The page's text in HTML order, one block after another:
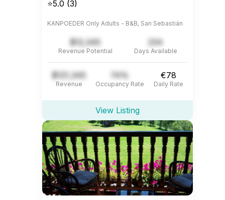
⭐5.0 (3)
KANPOEDER Only Adults - B&B, San Sebastián
$12,345
Revenue Potential
234
Days Available
$121,345
Revenue
74%
Occupancy Rate
€78
Daily Rate
View Listing